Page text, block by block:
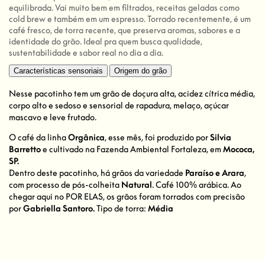
equilibrada. Vai muito bem em filtrados, receitas geladas como
cold brew e também em um espresso. Torrado recentemente, é um
café fresco, de torra recente, que preserva aromas, sabores e a
identidade do grão. Ideal pra quem busca qualidade,
sustentabilidade e sabor real no dia a dia.
Características sensoriais Origem do grão
Nesse pacotinho tem um grão de doçura alta, acidez cítrica média,
corpo alto e sedoso e sensorial de rapadura, melaço, açúcar
mascavo e leve frutado.
O café da linhaOrgânica, esse mês, foi produzido porSilvia
Barrettoe cultivado na Fazenda Ambiental Fortaleza, emMococa,
SP.
Dentro deste pacotinho, há grãos da variedade Paraíso e Arara,
com processo de pós-colheita Natural. Café 100% arábica. Ao
chegar aqui no POR ELAS, os grãos foram torrados com precisão
porGabriella Santoro.Tipo de torra: Média